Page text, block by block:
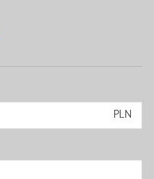
PLN